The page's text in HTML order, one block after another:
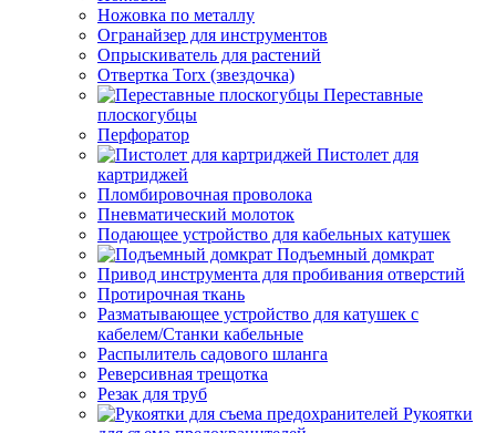
Ножовка по металлу
Огранайзер для инструментов
Опрыскиватель для растений
Отвертка Torx (звездочка)
Переставные
плоскогубцы
Перфоратор
Пистолет для
картриджей
Пломбировочная проволока
Пневматический молоток
Подающее устройство для кабельных катушек
Подъемный домкрат
Привод инструмента для пробивания отверстий
Протирочная ткань
Разматывающее устройство для катушек с
кабелем/Станки кабельные
Распылитель садового шланга
Реверсивная трещотка
Резак для труб
Рукоятки